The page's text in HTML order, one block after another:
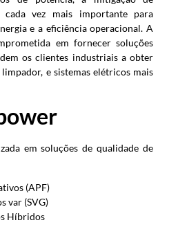
cada vez mais importante para
e a eficiência operacional. A
em fornecer soluções
os clientes industriais a obter
e sistemas elétricos mais
em soluções de qualidade de
(APF)
var (SVG)
Híbridos